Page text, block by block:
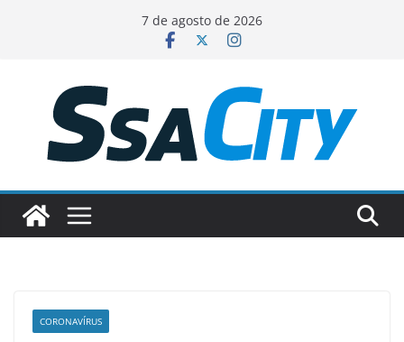
conteúdo
7 de agosto de 2026
CORONAVÍRUS